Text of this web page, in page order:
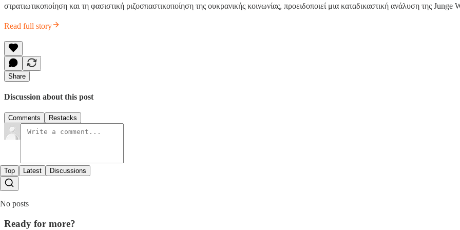
στρατιωτικοποίηση και τη φασιστική ριζοσπαστικοποίηση της ουκρανικής κοινωνίας, προειδοποιεί μια καταδικαστική ανάλυση της Junge
Read full story
Share
Discussion about this post
Comments Restacks
Top Latest Discussions
No posts
Ready for more?